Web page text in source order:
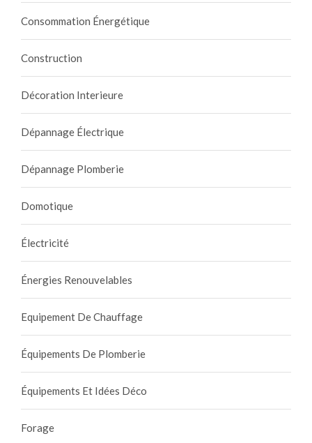
Consommation Énergétique
Construction
Décoration Interieure
Dépannage Électrique
Dépannage Plomberie
Domotique
Électricité
Énergies Renouvelables
Equipement De Chauffage
Équipements De Plomberie
Équipements Et Idées Déco
Forage